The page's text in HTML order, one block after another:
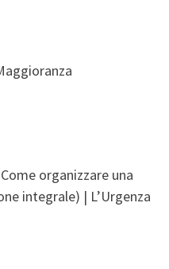
organizzare una
integrale) | L’Urgenza